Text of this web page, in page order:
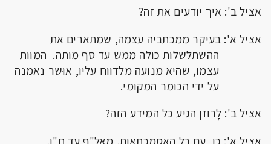
אציל ב': איך יודעים את זה?
אציל א': בעיקר ממכתביה עצמה, שמתארים את
ההשתלשלות כולה ממש עד סף מותה. המוות
עצמו, שהיא מנועה מלדווח עליו, אוּשר נאמנה
על ידי הכומר המקומי.
אציל ב': לָרוזן הגיע כל המידע הזה?
אציל א': כן, עם כל האסמכתאות, מאל"ף עד ת"ו.